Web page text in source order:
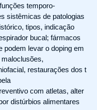
temporo-
sistêmicas de patologias
tipos, indicação
bucal; fármacos
podem levar o doping em
restaurações dos t
com atletas, alter
distúrbios alimentares